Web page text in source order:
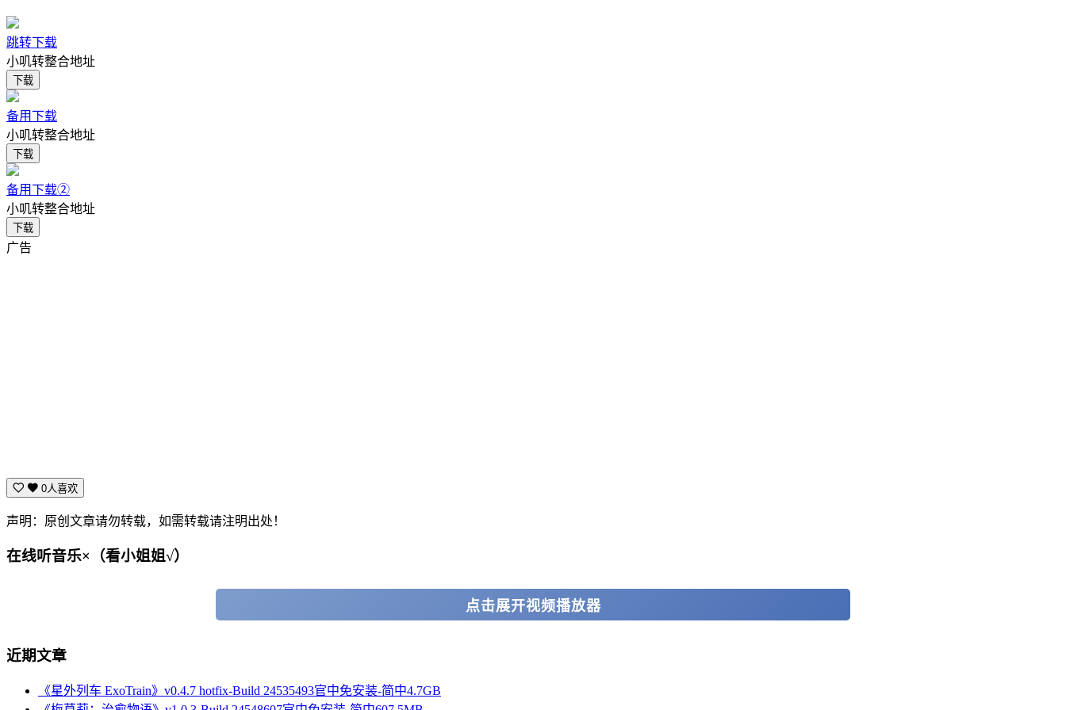
跳转下载
小叽转整合地址
下载
备用下载
小叽转整合地址
下载
备用下载②
小叽转整合地址
下载
广告
0人喜欢
声明：原创文章请勿转载，如需转载请注明出处！
在线听音乐×（看小姐姐√）
点击展开视频播放器
近期文章
《星外列车 ExoTrain》v0.4.7 hotfix-Build 24535493官中免安装-简中4.7GB